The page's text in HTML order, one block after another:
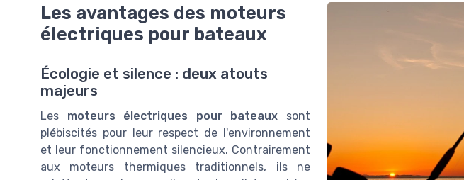
Les avantages des moteurs
électriques pour bateaux
Écologie et silence : deux atouts
majeurs
Les moteurs électriques pour bateaux sont
plébiscités pour leur respect de l'environnement
et leur fonctionnement silencieux. Contrairement
aux moteurs thermiques traditionnels, ils ne